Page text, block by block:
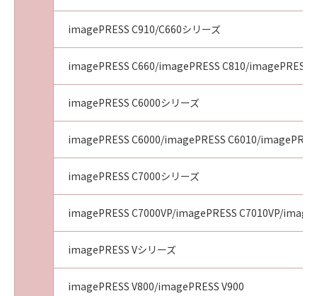
imagePRESS C910/C660シリーズ
imagePRESS C660/imagePRESS C810/imagePRESS
imagePRESS C6000シリーズ
imagePRESS C6000/imagePRESS C6010/
imagePRESS C7000シリーズ
imagePRESS C7000VP/imagePRESS C7010VP/
imagePRESS Vシリーズ
imagePRESS V800/imagePRESS V900